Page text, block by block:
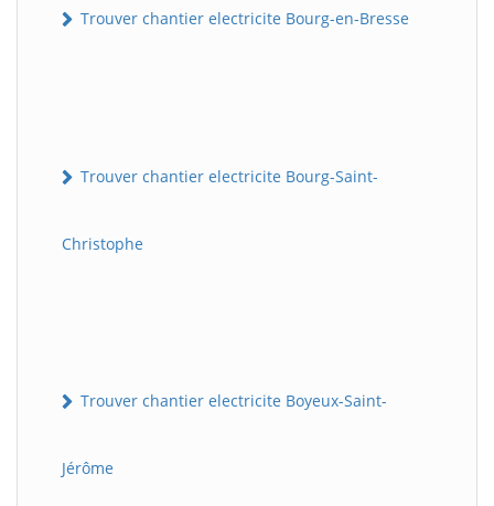
Trouver chantier electricite Bourg-en-Bresse
Trouver chantier electricite Bourg-Saint-
Christophe
Trouver chantier electricite Boyeux-Saint-
Jérôme